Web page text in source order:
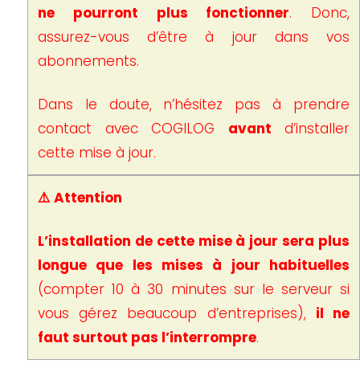
ne pourront plus fonctionner. Donc,
assurez-vous d’être à jour dans vos
abonnements.
Dans le doute, n’hésitez pas à prendre
contact avec COGILOG avant d’installer
cette mise à jour.
⚠️ Attention
L’installation de cette mise à jour sera plus
longue que les mises à jour habituelles
(compter 10 à 30 minutes sur le serveur si
vous gérez beaucoup d’entreprises), il ne
faut surtout pas l’interrompre.